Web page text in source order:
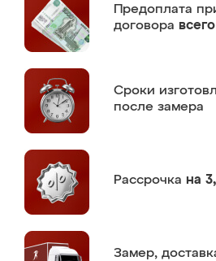
Предоплата
договора
Сроки
после замера
Рассрочка на
Замер,